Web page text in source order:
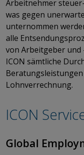
Arbeitnehmer
was gegen
unternommen
alle
von Arbeitgeber
ICON sämtliche
Lohnverrechnung.
ICON
​​​​​​​Global